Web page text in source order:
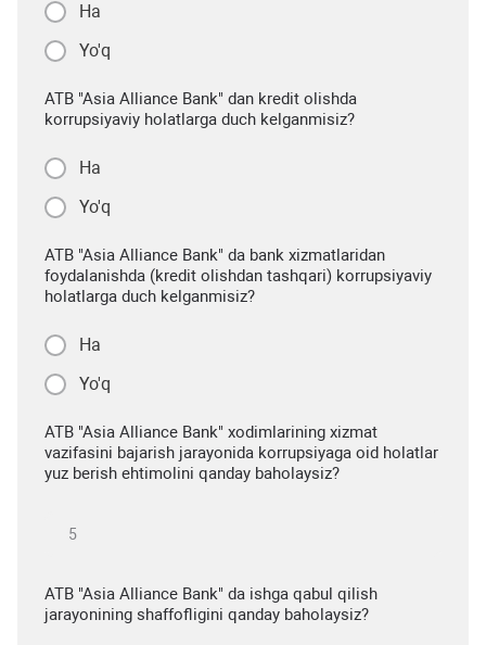
Ha
Yo'q
ATB "Asia Alliance Bank" dan kredit olishda
korrupsiyaviy holatlarga duch kelganmisiz?
Ha
Yo'q
ATB "Asia Alliance Bank" da bank xizmatlaridan
foydalanishda (kredit olishdan tashqari) korrupsiyaviy
holatlarga duch kelganmisiz?
Ha
Yo'q
ATB "Asia Alliance Bank" xodimlarining xizmat
vazifasini bajarish jarayonida korrupsiyaga oid holatlar
yuz berish ehtimolini qanday baholaysiz?
ATB "Asia Alliance Bank" da ishga qabul qilish
jarayonining shaffofligini qanday baholaysiz?